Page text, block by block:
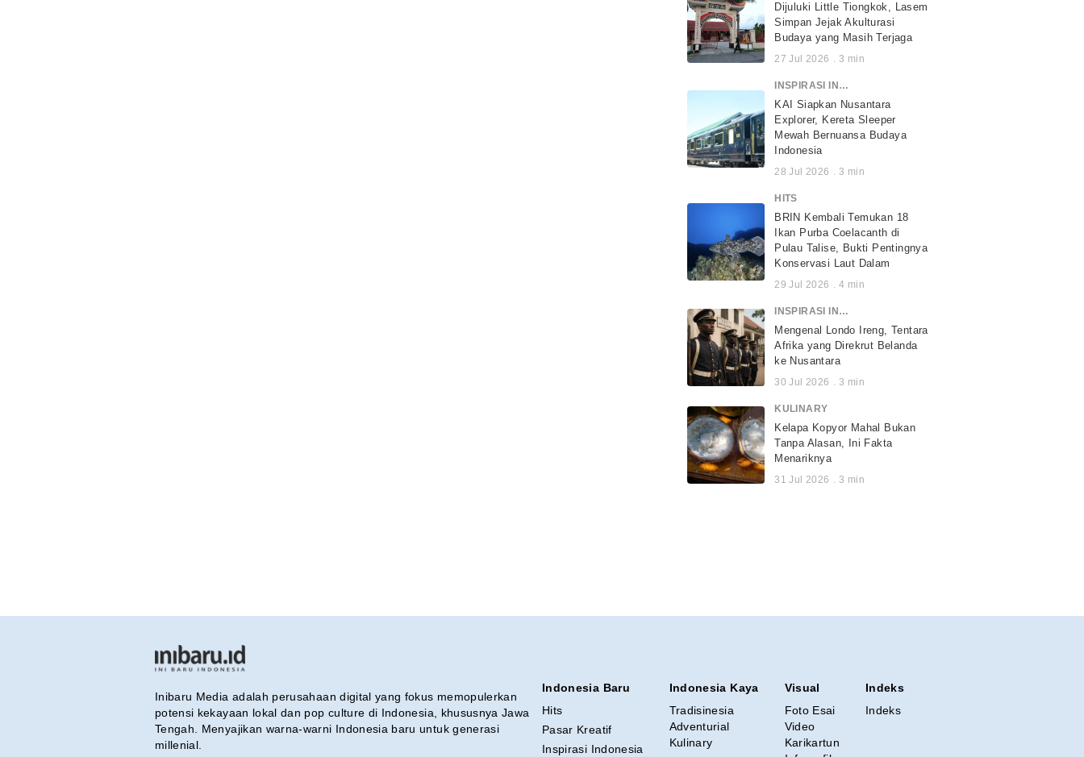
Dijuluki Little Tiongkok, Lasem
Simpan Jejak Akulturasi
Budaya yang Masih Terjaga
27 Jul 2026 . 3 min
INSPIRASI INDONESIA
KAI Siapkan Nusantara
Explorer, Kereta Sleeper
Mewah Bernuansa Budaya
Indonesia
28 Jul 2026 . 3 min
HITS
BRIN Kembali Temukan 18
Ikan Purba Coelacanth di
Pulau Talise, Bukti Pentingnya
Konservasi Laut Dalam
29 Jul 2026 . 4 min
INSPIRASI INDONESIA
Mengenal Londo Ireng, Tentara
Afrika yang Direkrut Belanda
ke Nusantara
30 Jul 2026 . 3 min
KULINARY
Kelapa Kopyor Mahal Bukan
Tanpa Alasan, Ini Fakta
Menariknya
31 Jul 2026 . 3 min
Inibaru Media adalah perusahaan digital yang fokus memopulerkan
potensi kekayaan lokal dan pop culture di Indonesia, khususnya Jawa
Tengah. Menyajikan warna-warni Indonesia baru untuk generasi
millenial.
Indonesia Baru
Hits
Pasar Kreatif
Inspirasi Indonesia
Indonesia Kaya
Tradisinesia
Adventurial
Kulinary
Visual
Foto Esai
Video
Karikartun
Indeks
Indeks